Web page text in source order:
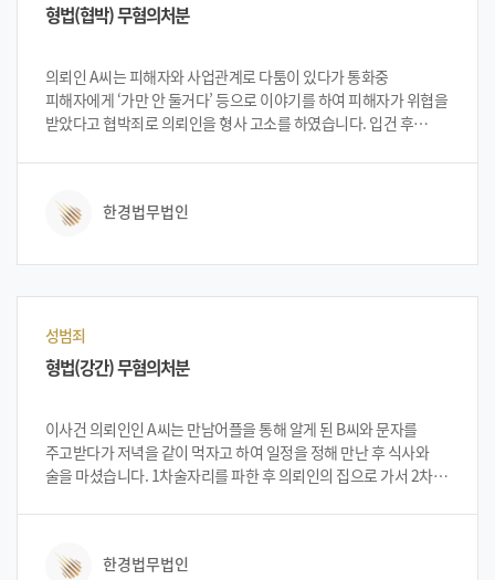
형법(협박) 무혐의처분
의뢰인 A씨는 피해자와 사업관계로 다툼이 있다가 통화중
피해자에게 ‘가만 안 둘거다’ 등으로 이야기를 하여 피해자가 위협을
받았다고 협박죄로 의뢰인을 형사 고소를 하였습니다. 입건 후
요청 하였습니다. 법무법인 한경의 변호인단은 A씨의 무혐의 입증
사건 의뢰를 하였습니다.
한경법무법인
성범죄
형법(강간) 무혐의처분
이사건 의뢰인인 A씨는 만남어플을 통해 알게 된 B씨와 문자를
주고받다가 저녁을 같이 먹자고 하여 일정을 정해 만난 후 식사와
술을 마셨습니다. 1차술자리를 파한 후 의뢰인의 집으로 가서 2차를
피곤하다며 침대에 누웠습니다. 의뢰인은 B씨와 같이 누워 이야기를
의뢰인은 강간으로 고소되었다는 연락을 받은 후 법무법인 한경을
한경법무법인